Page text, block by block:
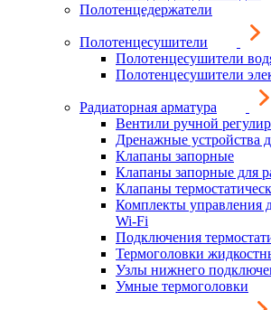
Полотенцедержатели
Полотенцесушители
Полотенцесушители
Полотенцесушители
Радиаторная арматура
Вентили ручной
Дренажные устройства
Клапаны запорные
Клапаны запорные для
Клапаны
Комплекты управления
Wi-Fi
Подключения
Термоголовки
Узлы нижнего
Умные термоголовки